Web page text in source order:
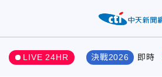
LIVE 24HR 決戰2026 即時